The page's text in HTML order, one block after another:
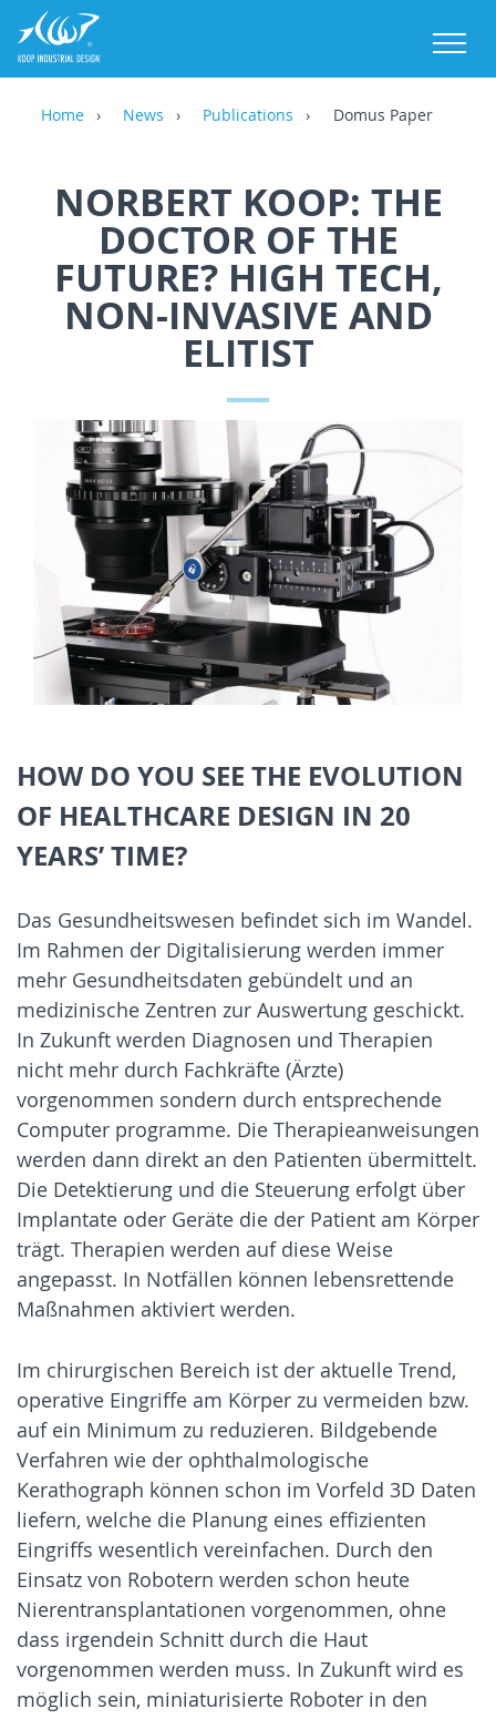
Home News Publications Domus Paper
NORBERT KOOP: THE
DOCTOR OF THE
FUTURE? HIGH TECH,
NON-INVASIVE AND
ELITIST
HOW DO YOU SEE THE EVOLUTION
OF HEALTHCARE DESIGN IN 20
YEARS’ TIME?
Das Gesundheitswesen befindet sich im Wandel.
Im Rahmen der Digitalisierung werden immer
mehr Gesundheitsdaten gebündelt und an
medizinische Zentren zur Auswertung geschickt.
In Zukunft werden Diagnosen und Therapien
nicht mehr durch Fachkräfte (Ärzte)
vorgenommen sondern durch entsprechende
Computer programme. Die Therapieanweisungen
werden dann direkt an den Patienten übermittelt.
Die Detektierung und die Steuerung erfolgt über
Implantate oder Geräte die der Patient am Körper
trägt. Therapien werden auf diese Weise
angepasst. In Notfällen können lebensrettende
Maßnahmen aktiviert werden.
Im chirurgischen Bereich ist der aktuelle Trend,
operative Eingriffe am Körper zu vermeiden bzw.
auf ein Minimum zu reduzieren. Bildgebende
Verfahren wie der ophthalmologische
Kerathograph können schon im Vorfeld 3D Daten
liefern, welche die Planung eines effizienten
Eingriffs wesentlich vereinfachen. Durch den
Einsatz von Robotern werden schon heute
Nierentransplantationen vorgenommen, ohne
dass irgendein Schnitt durch die Haut
vorgenommen werden muss. In Zukunft wird es
möglich sein, miniaturisierte Roboter in den